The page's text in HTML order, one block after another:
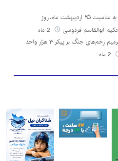
پیام آیت الله سیّدمجتبی خامنه‌ای به مناسبت ۲۵ اردیبهشت ماه، روز
ابوالقاسم فردوسی
از سنگر دفاع تا میدان سازندگی؛ ترمیم زخم‌های جنگ بر پیکر ۳ هزار واحد